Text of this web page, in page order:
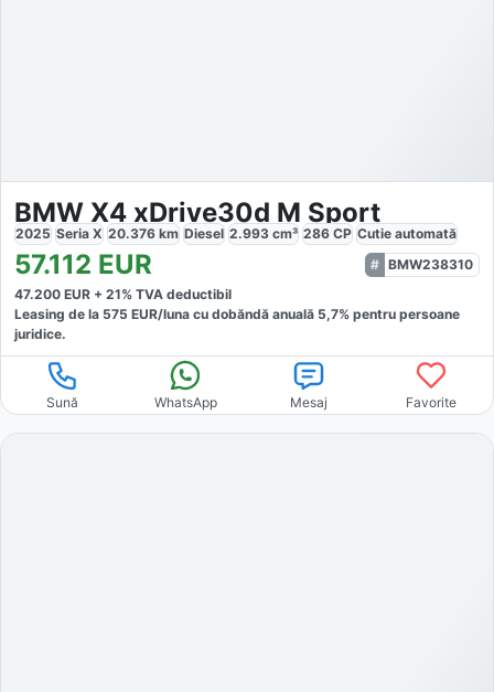
BMW X4 xDrive30d M Sport
2025 Seria X 20.376 km Diesel 2.993 cm³ 286 CP Cutie automată
57.112 EUR
BMW238310
47.200 EUR + 21% TVA deductibil
Leasing de la 575 EUR/luna cu dobăndă anuală 5,7% pentru persoane
juridice.
Sună WhatsApp Mesaj Favorite